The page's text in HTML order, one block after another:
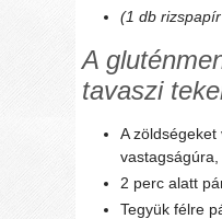
(1 db
A
tavaszi
A
vastagságúra,
2 perc alatt
Tegyük félre